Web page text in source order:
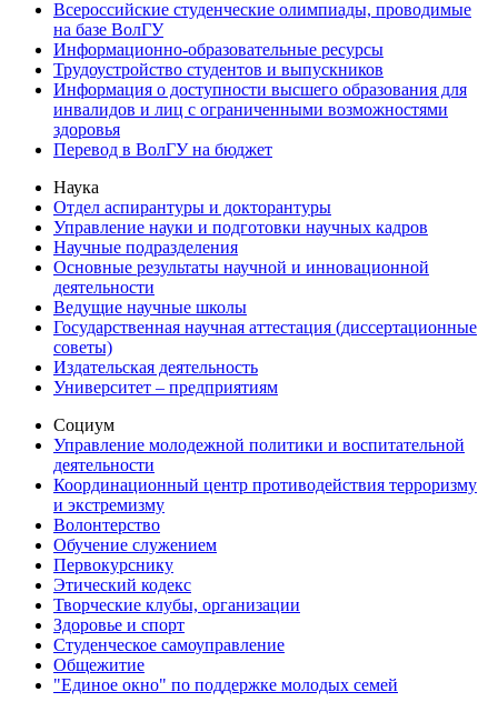
Всероссийские студенческие олимпиады, проводимые
на базе ВолГУ
Информационно-образовательные ресурсы
Трудоустройство студентов и выпускников
Информация о доступности высшего образования для
инвалидов и лиц с ограниченными возможностями
здоровья
Перевод в ВолГУ на бюджет
Наука
Отдел аспирантуры и докторантуры
Управление науки и подготовки научных кадров
Научные подразделения
Основные результаты научной и инновационной
деятельности
Ведущие научные школы
Государственная научная аттестация (диссертационные
советы)
Издательская деятельность
Университет – предприятиям
Социум
Управление молодежной политики и воспитательной
деятельности
Координационный центр противодействия терроризму
и экстремизму
Волонтерство
Обучение служением
Первокурснику
Этический кодекс
Творческие клубы, организации
Здоровье и спорт
Студенческое самоуправление
Общежитие
"Единое окно" по поддержке молодых семей